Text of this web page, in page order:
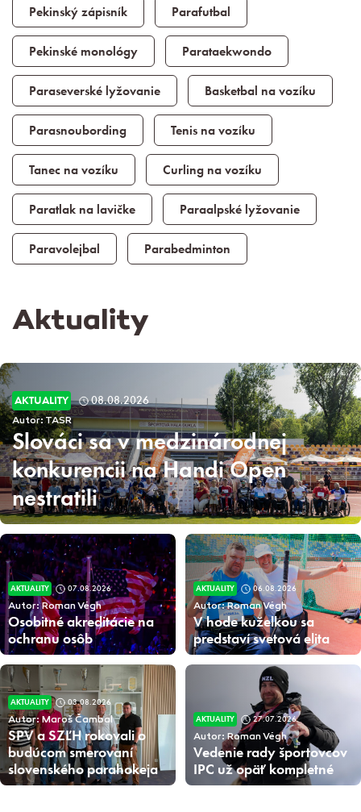
Pekinský zápisník Parafutbal
Pekinské monológy Parataekwondo
Paraseverské lyžovanie Basketbal na vozíku
Parasnoubording Tenis na vozíku
Tanec na vozíku Curling na vozíku
Paratlak na lavičke Paraalpské lyžovanie
Paravolejbal Parabedminton
Aktuality
AKTUALITY 08.08.2026
Autor: TASR
Slováci sa v medzinárodnej
konkurencii na Handi Open
nestratili
AKTUALITY 07.08.2026
Autor: Roman Végh
Osobitné akreditácie na
ochranu osôb
AKTUALITY 06.08.2026
Autor: Roman Végh
V hode kuželkou sa
predstaví svetová elita
AKTUALITY 03.08.2026
Autor: Maroš Čambal
SPV a SZĽH rokovali o
budúcom smerovaní
slovenského parahokeja
AKTUALITY 27.07.2026
Autor: Roman Végh
Vedenie rady športovcov
IPC už opäť kompletné